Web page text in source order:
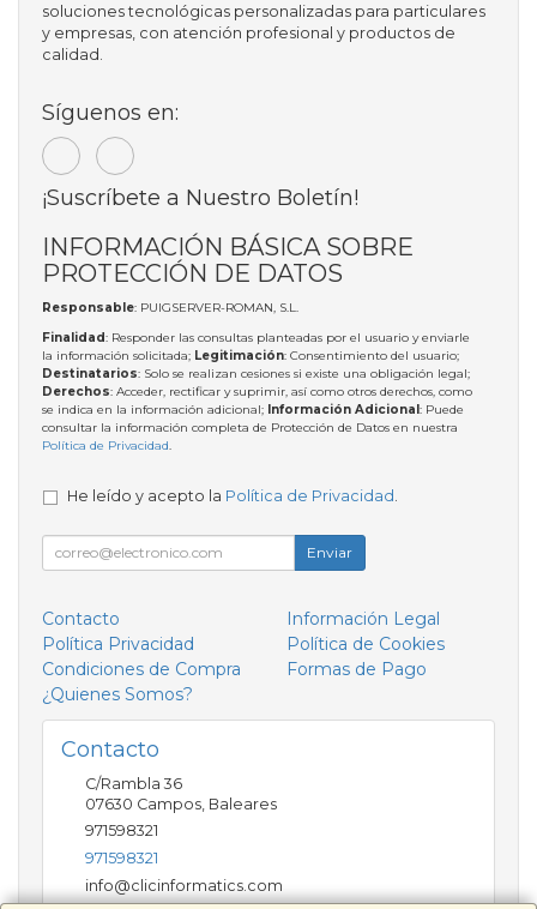
soluciones tecnológicas personalizadas para particulares
y empresas, con atención profesional y productos de
calidad.
Síguenos en:
¡Suscríbete a Nuestro Boletín!
INFORMACIÓN BÁSICA SOBRE
PROTECCIÓN DE DATOS
Responsable: PUIGSERVER-ROMAN, S.L.
Finalidad: Responder las consultas planteadas por el usuario y enviarle
la información solicitada; Legitimación: Consentimiento del usuario;
Destinatarios: Solo se realizan cesiones si existe una obligación legal;
Derechos: Acceder, rectificar y suprimir, así como otros derechos, como
se indica en la información adicional; Información Adicional: Puede
consultar la información completa de Protección de Datos en nuestra
Política de Privacidad.
He leído y acepto la Política de Privacidad
Enviar
Contacto
Información Legal
Política Privacidad
Política de Cookies
Condiciones de Compra
Formas de Pago
¿Quienes Somos?
Contacto
C/Rambla 36
07630 Campos Baleares
971598321
971598321
info@clicinformatics.com